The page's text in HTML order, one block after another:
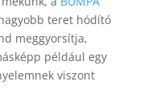
teret hódító
meggyorsítja,
például egy
viszont